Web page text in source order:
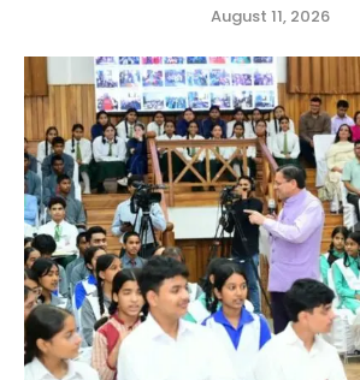
August 11, 2026